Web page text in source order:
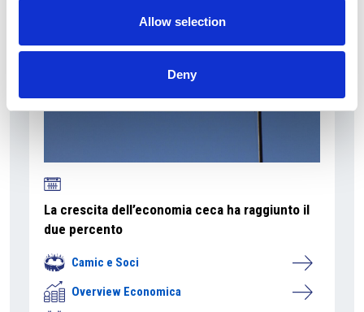
Allow selection
Deny
La crescita dell’economia ceca ha raggiunto il
due percento
Camic e Soci
Overview Economica